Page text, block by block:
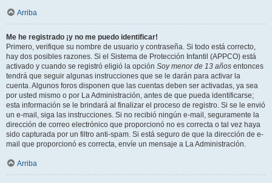
Arriba
Me he registrado ¡y no me puedo identificar!
Primero, verifique su nombre de usuario y contraseña. Si todo está correcto,
hay dos posibles razones. Si el Sistema de Protección Infantil (APPCO) está
activado y cuando se registró eligió la opción Soy menor de 13 años entonces
tendrá que seguir algunas instrucciones que se le darán para activar la
cuenta. Algunos foros disponen que las cuentas deben ser activadas, ya sea
por usted mismo o por La Administración, antes de que pueda identificarse;
esta información se le brindará al finalizar el proceso de registro. Si se le envió
un e-mail, siga las instrucciones. Si no recibió ningún e-mail, seguramente la
dirección de correo electrónico que proporcionó no es correcta o tal vez haya
sido capturada por un filtro anti-spam. Si está seguro de que la dirección de e-
mail que proporcionó es correcta, envíe un mensaje a La Administración.
Arriba